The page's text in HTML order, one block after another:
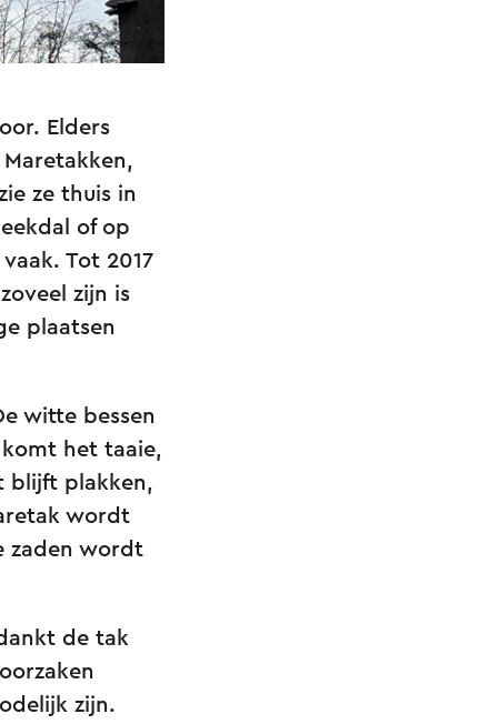
Elders
ze thuis in
of op
Tot 2017
zijn is
plaatsen
witte bessen
het taaie,
blijft plakken,
wordt
zaden wordt
de tak
zijn.